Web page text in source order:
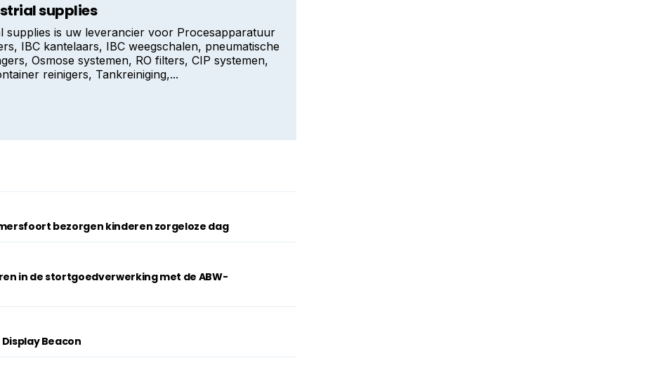
supplies
supplies is uw leverancier voor Procesapparatuur
IBC kantelaars, IBC weegschalen, pneumatische
Osmose systemen, RO filters, CIP systemen,
reinigers, Tankreiniging,...
bezorgen kinderen zorgeloze dag
in de stortgoedverwerking met de ABW-
Beacon